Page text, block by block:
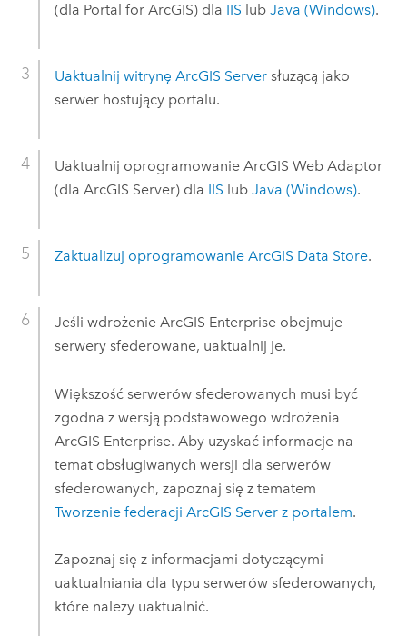
(dla Portal for ArcGIS) dla IIS lub Java (Windows).
Uaktualnij witrynę ArcGIS Serversłużącą jako
serwer hostujący portalu.
Uaktualnij oprogramowanie ArcGIS Web Adaptor
(dla ArcGIS Server) dla IIS lub Java (Windows).
Zaktualizuj oprogramowanie ArcGIS Data Store.
Jeśli wdrożenie ArcGIS Enterpriseobejmuje
serwery sfederowane, uaktualnij je.
Większość serwerów sfederowanych musi być
zgodna z wersją podstawowego wdrożenia
ArcGIS Enterprise. Aby uzyskać informacje na
temat obsługiwanych wersji dla serwerów
sfederowanych, zapoznaj się z tematem
Tworzenie federacji ArcGIS Serverz portalem.
Zapoznaj się z informacjami dotyczącymi
uaktualniania dla typu serwerów sfederowanych,
które należy uaktualnić.